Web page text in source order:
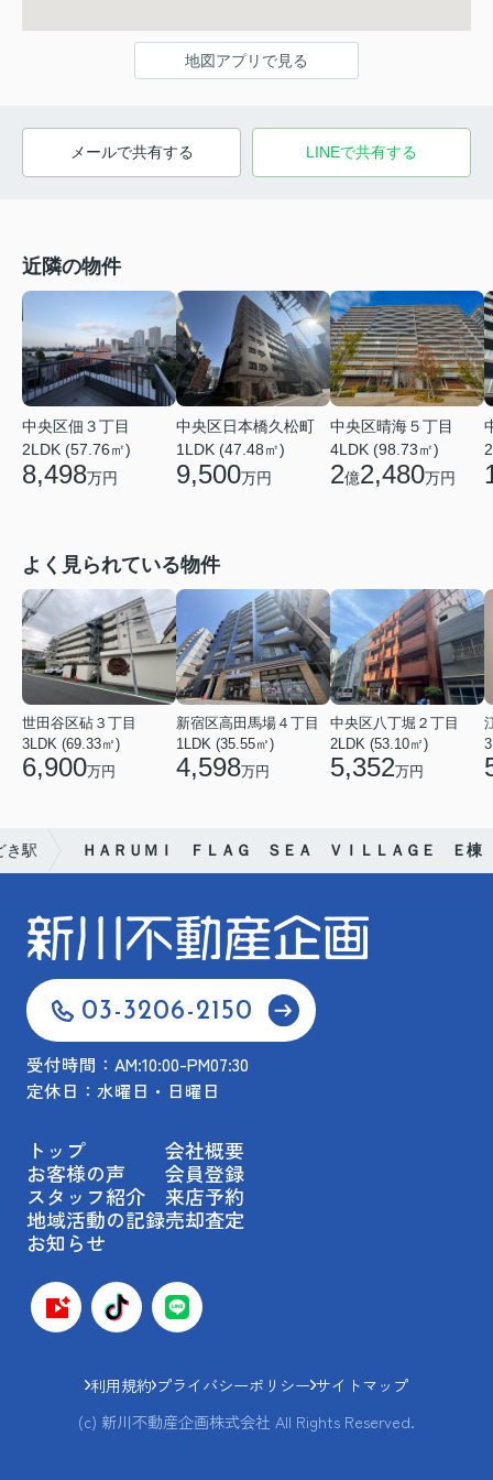
地図アプリで見る
メールで共有する LINEで共有する
近隣の物件
中央区佃３丁目
2LDK (57.76㎡)
8,498万円
中央区日本橋久松町
1LDK (47.48㎡)
9,500万円
中央区晴海５丁目
4LDK (98.73㎡)
2億2,480万円
よく見られている物件
世田谷区砧３丁目
3LDK (69.33㎡)
6,900万円
新宿区高田馬場４丁目
1LDK (35.55㎡)
4,598万円
中央区八丁堀２丁目
2LDK (53.10㎡)
5,352万円
き駅 ＨＡＲＵＭＩ ＦＬＡＧ ＳＥＡ ＶＩＬＬＡＧＥ Ｅ棟
03-3206-2150
受付時間：AM:10:00-PM07:30
定休日：水曜日・日曜日
トップ
お客様の声
スタッフ紹介
地域活動の記録
お知らせ
会社概要
会員登録
来店予約
売却査定
利用規約 プライバシーポリシー サイトマップ
(c) 新川不動産企画株式会社 All Rights Reserved.